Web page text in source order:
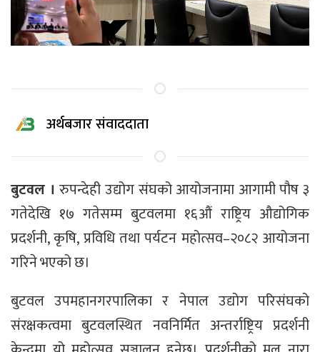
अर्थबजार संवाददाता
बुटवल । रुपन्देही उद्योग संघको आयोजनामा आगामी पौष ३
गतेदेखि १७ गतेसम्म बुटवलमा १६औं राष्ट्रिय औद्योगिक
प्रदर्शनी, कृषि, प्रविधि तथा पर्यटन महोत्सव–२०८२ आयोजना
गरिने भएको छ।
बुटवल उपमहानगरपालिका र नेपाल उद्योग परिसंघको
संरक्षकत्वमा बुटवलस्थित नवनिर्मित अन्तर्राष्ट्रिय प्रदर्शनी